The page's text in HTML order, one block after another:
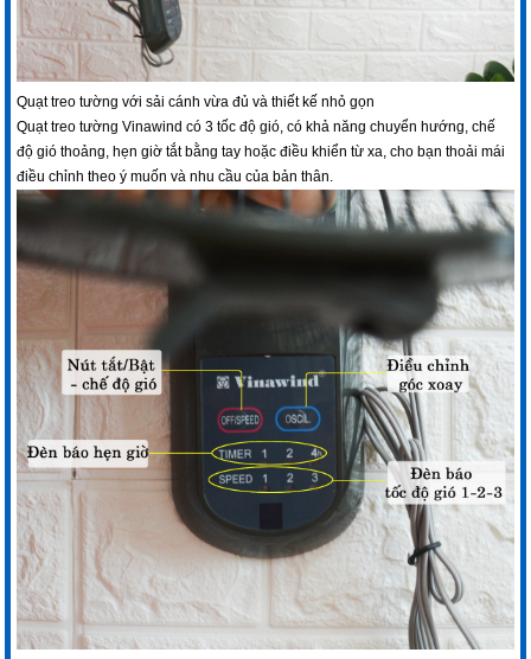
Quạt treo tường với sải cánh vừa đủ và thiết kế nhỏ gọn
Quạt treo tường Vinawind có 3 tốc độ gió, có khả năng chuyển hướng, chế
độ gió thoảng, hẹn giờ tắt bằng tay hoặc điều khiển từ xa, cho bạn thoải mái
điều chỉnh theo ý muốn và nhu cầu của bản thân.